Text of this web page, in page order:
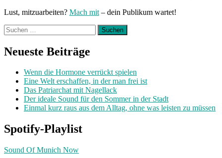
Lust, mitzuarbeiten? Mach mit – dein Publikum wartet!
Suchen
nach:
Neueste Beiträge
Wenn die Hormone verrückt spielen
Eine Welt erschaffen, in der man frei ist
Das Patriarchat mit Nagellack
Der ideale Sound für den Sommer in der Stadt
Einmal kurz raus aus dem Alltag, ohne was leisten zu müssen
Spotify-Playlist
Sound Of Munich Now